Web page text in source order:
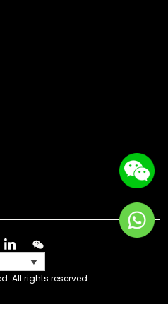
All rights reserved.